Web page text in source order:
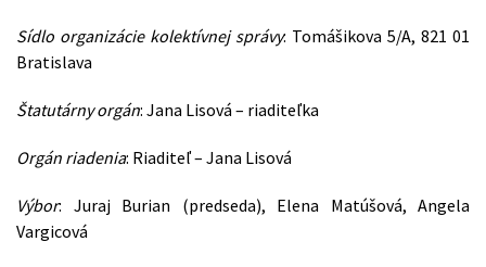
Sídlo organizácie kolektívnej správy: Tomášikova 5/A, 821 01
Bratislava
Štatutárny orgán: Jana Lisová – riaditeľka
Orgán riadenia: Riaditeľ – Jana Lisová
Výbor: Juraj Burian (predseda), Elena Matúšová, Angela
Vargicová